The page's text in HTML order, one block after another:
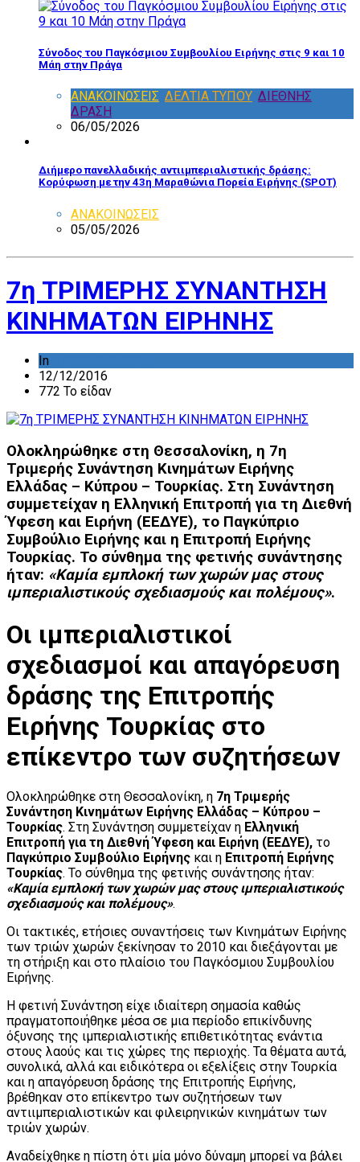
Σύνοδος του Παγκόσμιου Συμβουλίου Ειρήνης στις 9 και 10
Μάη στην Πράγα
ΑΝΑΚΟΙΝΩΣΕΙΣ ΔΕΛΤΙΑ ΤΥΠΟΥ ΔΙΕΘΝΗΣ
ΔΡΑΣΗ
06/05/2026
Διήμερο πανελλαδικής αντιιμπεριαλιστικής δράσης:
Κορύφωση με την 43η Μαραθώνια Πορεία Ειρήνης (SPOT)
ΑΝΑΚΟΙΝΩΣΕΙΣ
05/05/2026
7η ΤΡΙΜΕΡΗΣ ΣΥΝΑΝΤΗΣΗ
ΚΙΝΗΜΑΤΩΝ ΕΙΡΗΝΗΣ
In
12/12/2016
772 Το είδαν
Ολοκληρώθηκε στη Θεσσαλονίκη, η 7η
Τριμερής Συνάντηση Κινημάτων Ειρήνης
Ελλάδας – Κύπρου – Τουρκίας. Στη Συνάντηση
συμμετείχαν η Ελληνική Επιτροπή για τη Διεθνή
Ύφεση και Ειρήνη (ΕΕΔΥΕ), το Παγκύπριο
Συμβούλιο Ειρήνης και η Επιτροπή Ειρήνης
Τουρκίας. Το σύνθημα της φετινής συνάντησης
ήταν: «Καμία εμπλοκή των χωρών μας στους
ιμπεριαλιστικούς σχεδιασμούς και πολέμους».
Οι ιμπεριαλιστικοί
σχεδιασμοί και απαγόρευση
δράσης της Επιτροπής
Ειρήνης Τουρκίας στο
επίκεντρο των συζητήσεων
Ολοκληρώθηκε στη Θεσσαλονίκη, η 7η Τριμερής
Συνάντηση Κινημάτων Ειρήνης Ελλάδας – Κύπρου –
Τουρκίας. Στη Συνάντηση συμμετείχαν η Ελληνική
Επιτροπή για τη Διεθνή Ύφεση και Ειρήνη (ΕΕΔΥΕ), το
Παγκύπριο Συμβούλιο Ειρήνης και η Επιτροπή Ειρήνης
Τουρκίας. Το σύνθημα της φετινής συνάντησης ήταν:
«Καμία εμπλοκή των χωρών μας στους ιμπεριαλιστικούς
σχεδιασμούς και πολέμους».
Οι τακτικές, ετήσιες συναντήσεις των Κινημάτων Ειρήνης
των τριών χωρών ξεκίνησαν το 2010 και διεξάγονται με
τη στήριξη και στο πλαίσιο του Παγκόσμιου Συμβουλίου
Ειρήνης.
Η φετινή Συνάντηση είχε ιδιαίτερη σημασία καθώς
πραγματοποιήθηκε μέσα σε μια περίοδο επικίνδυνης
όξυνσης της ιμπεριαλιστικής επιθετικότητας ενάντια
στους λαούς και τις χώρες της περιοχής. Τα θέματα αυτά,
συνολικά, αλλά και ειδικότερα οι εξελίξεις στην Τουρκία
και η απαγόρευση δράσης της Επιτροπής Ειρήνης,
βρέθηκαν στο επίκεντρο των συζητήσεων των
αντιιμπεριαλιστικών και φιλειρηνικών κινημάτων των
τριών χωρών.
Αναδείχθηκε η πίστη ότι μία μόνο δύναμη μπορεί να βάλει